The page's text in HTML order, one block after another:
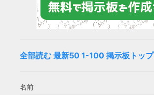
全部読む 最新50 1-100 掲示板トップ
名前